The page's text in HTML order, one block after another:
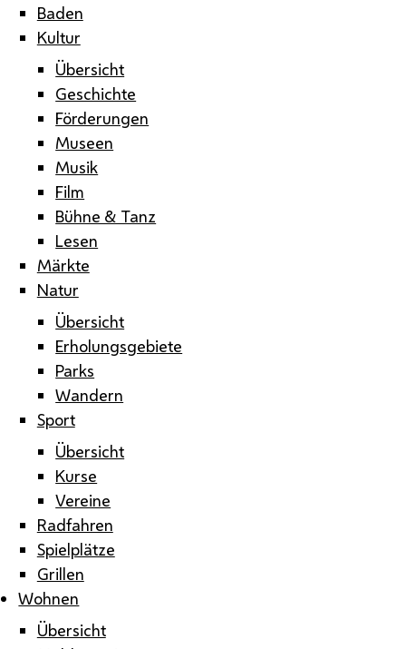
Baden
Kultur
Übersicht
Geschichte
Förderungen
Museen
Musik
Film
Bühne & Tanz
Lesen
Märkte
Natur
Übersicht
Erholungsgebiete
Parks
Wandern
Sport
Übersicht
Kurse
Vereine
Radfahren
Spielplätze
Grillen
Wohnen
Übersicht